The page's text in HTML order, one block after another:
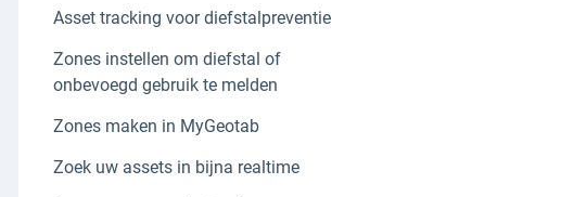
Asset tracking voor diefstalpreventie
Zones instellen om diefstal of
onbevoegd gebruik te melden
Zones maken in MyGeotab
Zoek uw assets in bijna realtime